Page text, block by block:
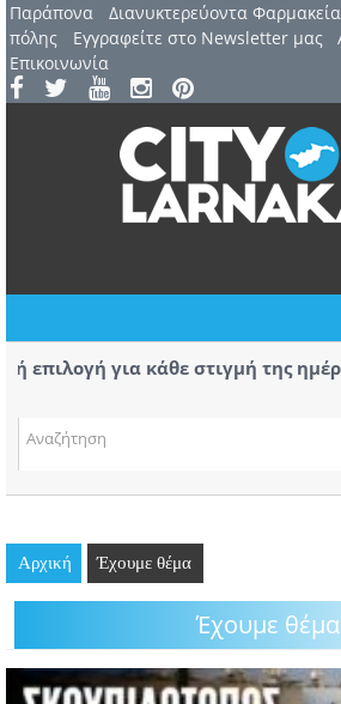
Παράπονα Διανυκτερεύοντα Φαρμακεία
πόλης
Εγγραφείτε στο Newsletter μας
Επικοινωνία
ΤΟΠΙΚΑ ΝΕΑ
GOING OUT
ΘΕΣΕΙΣ ΕΡΓΑΣΙΑΣ
για κάθε στιγμή της ημέρας με
το Friendship Party της
Αρχική Έχουμε θέμα
Έχουμε θέμα